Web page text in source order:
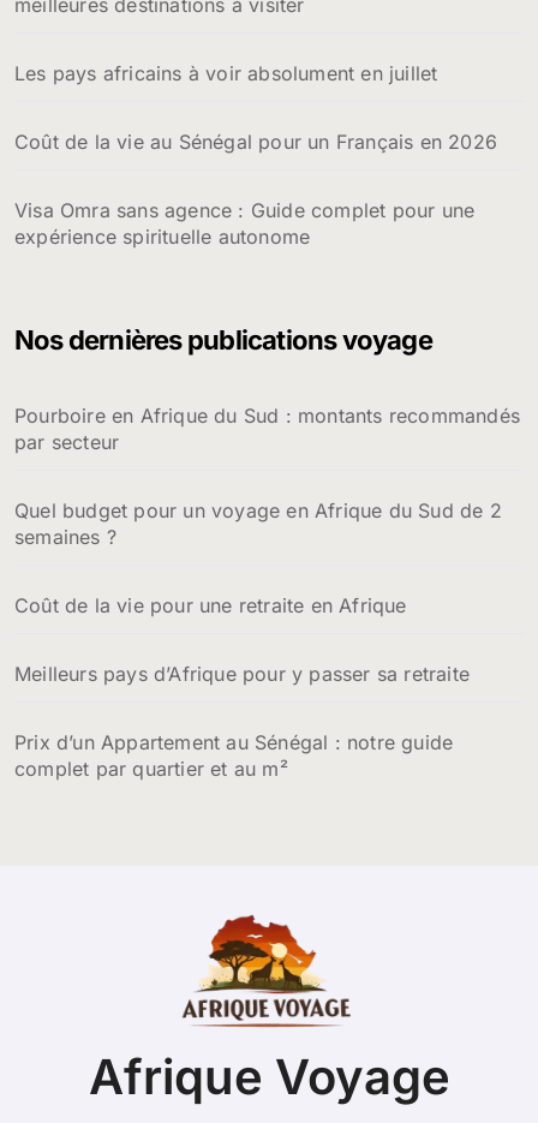
Les pays africains à voir absolument en juillet
Coût de la vie au Sénégal pour un Français en 2026
Visa Omra sans agence : Guide complet pour une
expérience spirituelle autonome
Nos dernières publications voyage
Pourboire en Afrique du Sud : montants recommandés
par secteur
Quel budget pour un voyage en Afrique du Sud de 2
semaines ?
Coût de la vie pour une retraite en Afrique
Meilleurs pays d’Afrique pour y passer sa retraite
Prix d’un Appartement au Sénégal : notre guide
complet par quartier et au m²
Afrique Voyage